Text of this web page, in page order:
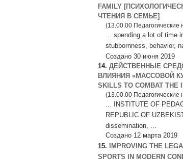
FAMILY
ЧТЕНИЯ В СЕМЬЕ]
(13.00.00 Педагогические
... spending a lot of time
stubbornness, behavior,
Создано 30 июня 2019
14. ДЕЙСТВЕННЫЕ
ВЛИЯНИЯ «МАССОВОЙ
SKILLS TO COMBAT THE
(13.00.00 Педагогические
... INSTITUTE OF
REPUBLIC OF
dissemination, ...
Создано 12 марта 2019
15.
IMPROVING THE
SPORTS IN MODERN